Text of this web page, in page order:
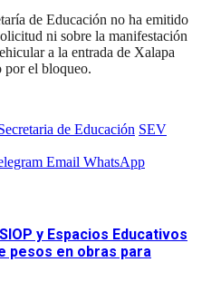
de Educación no ha emitido
ni sobre la manifestación
a la entrada de Xalapa
por el bloqueo.
de Educación SEV
Email WhatsApp
y Espacios Educativos
pesos en obras para